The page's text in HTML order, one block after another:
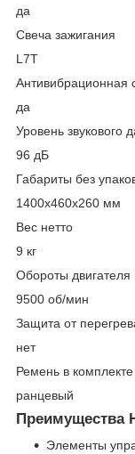
да
Свеча зажигания
L7T
Антивибрационная
да
Уровень звукового
96 дБ
Габариты без
1400x460x260 мм
Вес нетто
9 кг
Обороты двигателя
9500 об/мин
Защита от
нет
Ремень в комплекте
ранцевый
Преимущества
Элементы